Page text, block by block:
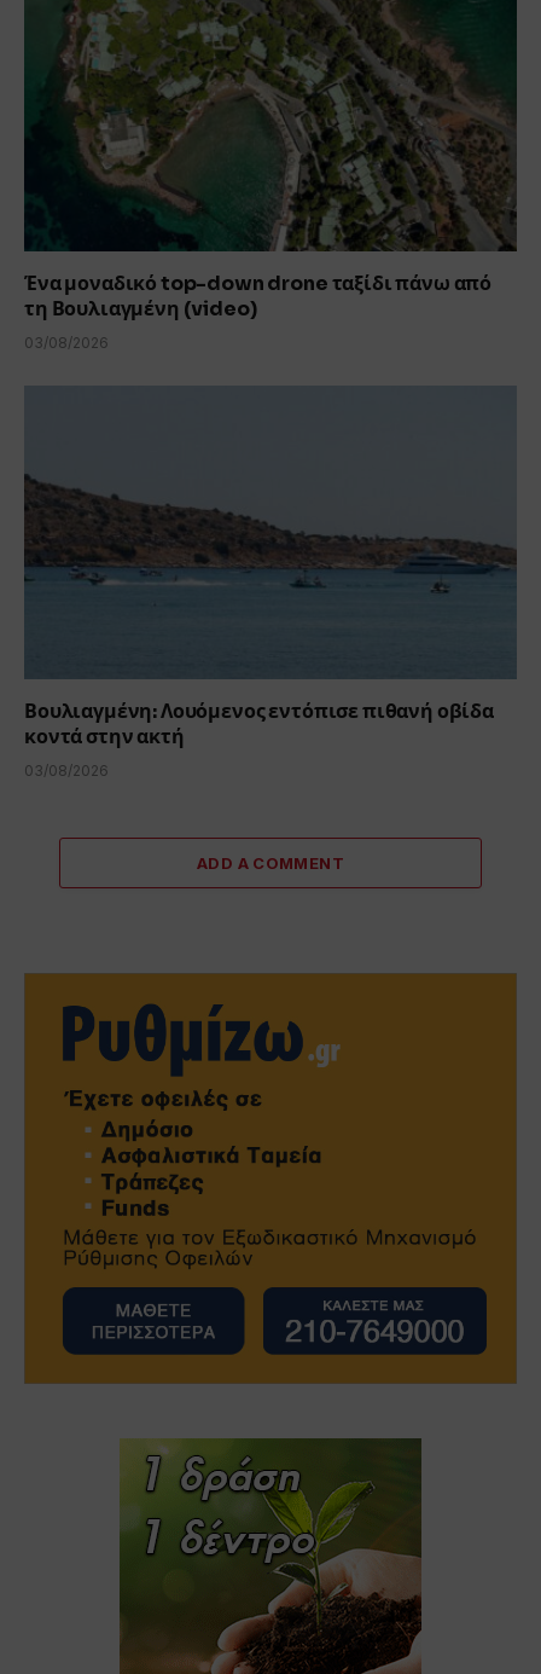
Ένα μοναδικό top-down drone ταξίδι πάνω από
τη Βουλιαγμένη (video)
03/08/2026
Βουλιαγμένη: Λουόμενος εντόπισε πιθανή οβίδα
κοντά στην ακτή
03/08/2026
ADD A COMMENT